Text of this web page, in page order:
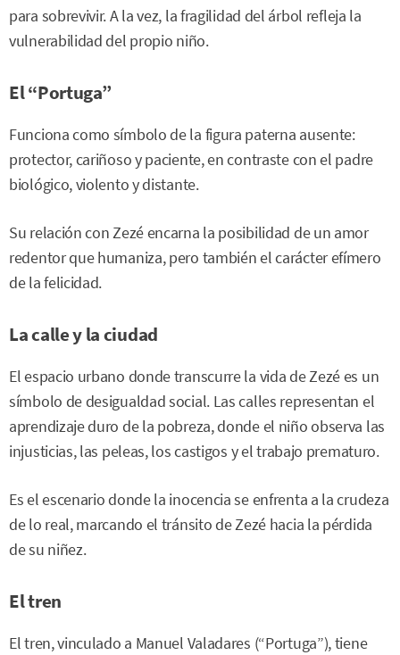
para sobrevivir. A la vez, la fragilidad del árbol refleja la
vulnerabilidad del propio niño.
El “Portuga”
Funciona como símbolo de la figura paterna ausente:
protector, cariñoso y paciente, en contraste con el padre
biológico, violento y distante.
Su relación con Zezé encarna la posibilidad de un amor
redentor que humaniza, pero también el carácter efímero
de la felicidad.
La calle y la ciudad
El espacio urbano donde transcurre la vida de Zezé es un
símbolo de desigualdad social. Las calles representan el
aprendizaje duro de la pobreza, donde el niño observa las
injusticias, las peleas, los castigos y el trabajo prematuro.
Es el escenario donde la inocencia se enfrenta a la crudeza
de lo real, marcando el tránsito de Zezé hacia la pérdida
de su niñez.
El tren
El tren, vinculado a Manuel Valadares (“Portuga”), tiene